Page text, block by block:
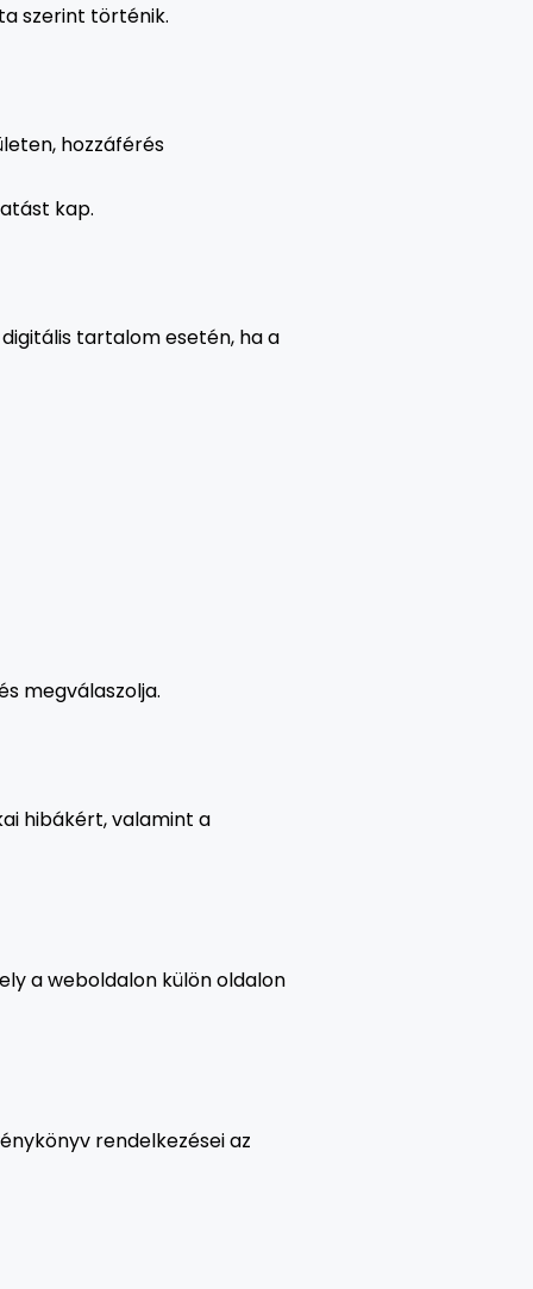
szerint történik.
hozzáférés
kap.
tartalom esetén, ha a
megválaszolja.
hibákért, valamint a
a weboldalon külön oldalon
rendelkezései az